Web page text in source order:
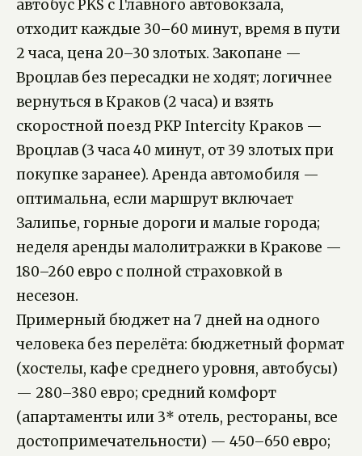
автобус PKS с Главного автовокзала,
отходит каждые 30–60 минут, время в пути
2 часа, цена 20–30 злотых. Закопане —
Вроцлав без пересадки не ходят; логичнее
вернуться в Краков (2 часа) и взять
скоростной поезд PKP Intercity Краков —
Вроцлав (3 часа 40 минут, от 39 злотых при
покупке заранее). Аренда автомобиля —
оптимальна, если маршрут включает
Залипье, горные дороги и малые города;
неделя аренды малолитражки в Кракове —
180–260 евро с полной страховкой в
несезон.
Примерный бюджет на 7 дней на одного
человека без перелёта: бюджетный формат
(хостелы, кафе среднего уровня, автобусы)
— 280–380 евро; средний комфорт
(апартаменты или 3* отель, рестораны, все
достопримечательности) — 450–650 евро;